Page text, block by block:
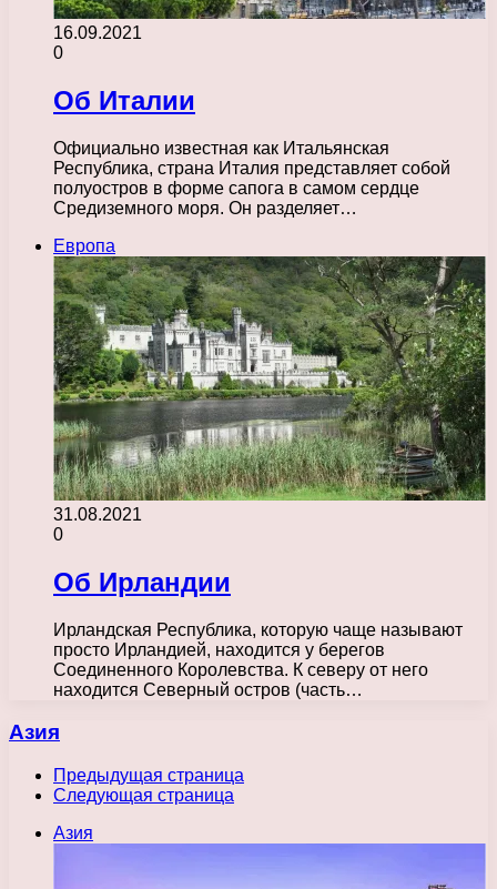
16.09.2021
0
Об Италии
Официально известная как Итальянская
Республика, страна Италия представляет собой
полуостров в форме сапога в самом сердце
Средиземного моря. Он разделяет…
Европа
31.08.2021
0
Об Ирландии
Ирландская Республика, которую чаще называют
просто Ирландией, находится у берегов
Соединенного Королевства. К северу от него
находится Северный остров (часть…
Азия
Предыдущая страница
Следующая страница
Азия